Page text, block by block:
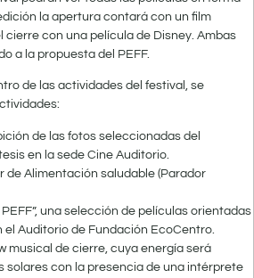
la apertura contará con un film
cierre con una película de Disney. Ambas
a la propuesta del PEFF.
de las actividades del festival, se
de las fotos seleccionadas del
en la sede Cine Auditorio.
de Alimentación saludable (Parador
una selección de películas orientadas
el Auditorio de Fundación EcoCentro.
musical de cierre, cuya energía será
solares con la presencia de una intérprete